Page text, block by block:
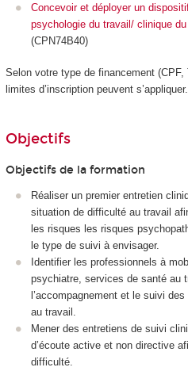
Concevoir et déployer un
psychologie du travail/ clinique
(CPN74B40)
Selon votre type de financement
limites d’inscription peuvent s’appliquer.
Objectifs
Objectifs de la formation
Réaliser un premier entretien
situation de difficulté au travail
les risques les risques
le type de suivi à envisager.
Identifier les professionnels à
psychiatre, services de santé au
l’accompagnement et le suivi
au travail.
Mener des entretiens de suivi
d’écoute active et non directive
difficulté.